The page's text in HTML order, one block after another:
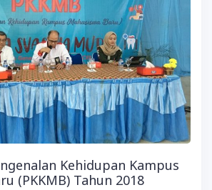
Kehidupan Kampus
(PKKMB) Tahun 2018